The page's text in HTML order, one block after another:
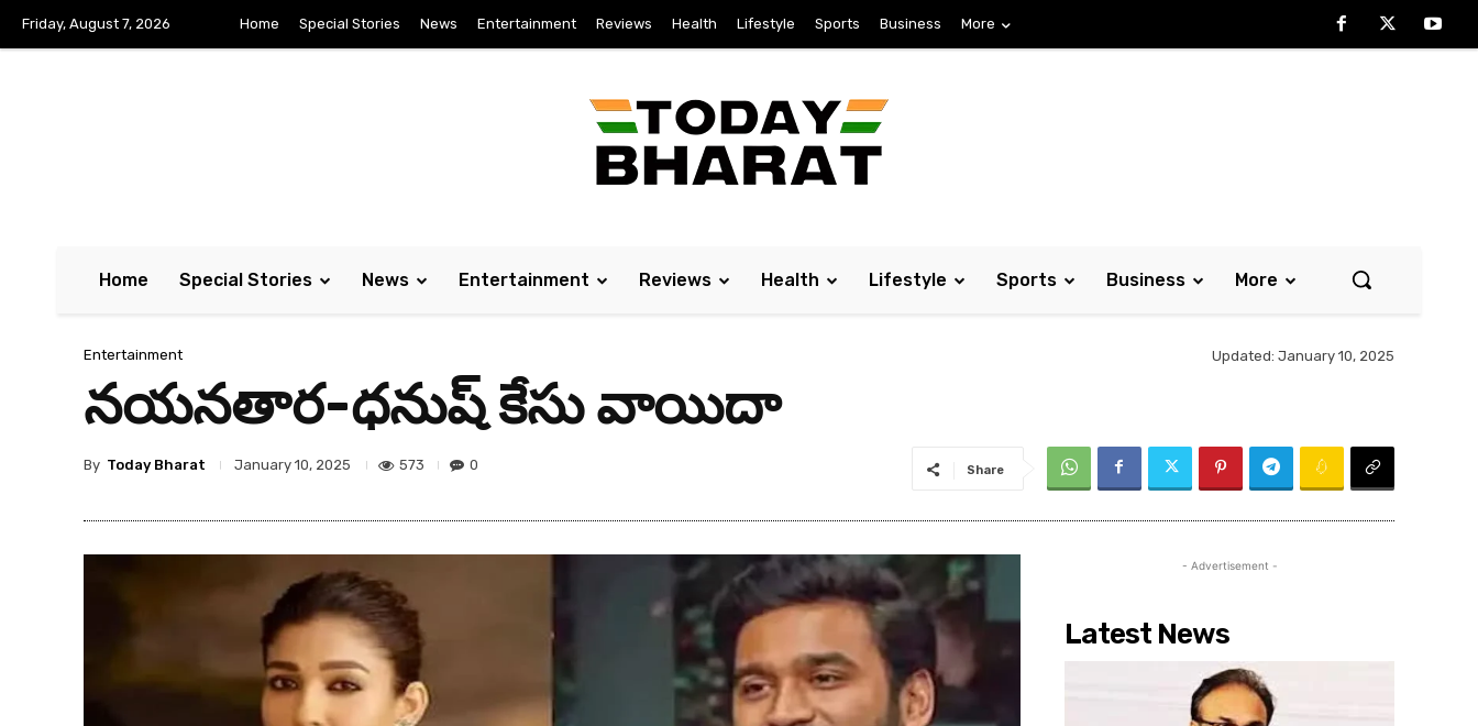
Friday, August 7, 2026 Home Special Stories News Entertainment Reviews Health Lifestyle Sports Business More
Home Special Stories News Entertainment Reviews Health Lifestyle Sports Business More
Entertainment Updated: January 10, 2025
నయనతార-ధనుష్ కేసు వాయిదా
By Today Bharat January 10, 2025 573 0 Share
- Advertisement -
Latest News